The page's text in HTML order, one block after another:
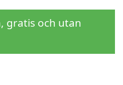
gratis och utan